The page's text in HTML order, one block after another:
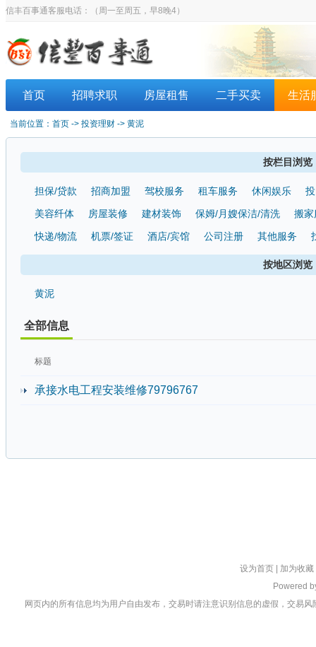
信丰百事通客服电话： （周一至周五，早8晚4）
首页 招聘求职 房屋租售 二手买卖 生活
当前位置： 首页 -> 投资理财 -> 黄泥
按栏目浏览
担保/贷款 招商加盟 驾校服务 租车服务 休闲娱乐
美容纤体
房屋装修 建材装饰 保姆/月嫂保洁/清洗
搬家
快递/物流
机票/签证 酒店/宾馆 公司注册 其他服务
按地区浏览
黄泥
全部信息
标题
承接水电工程安装维修79796767
设为首页 加为收藏
Powered
网页内的所有信息均为用户自由发布，交易时请注意识别信息的虚假，交易